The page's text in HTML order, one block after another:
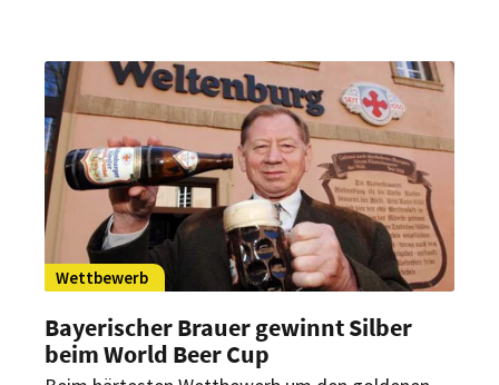
ins Sortiment mit aufnehmen.
Wettbewerb
Bayerischer Brauer gewinnt Silber
beim World Beer Cup